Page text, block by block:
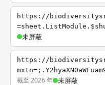
https://
未屏蔽
https://
截至 2026 年 未屏蔽